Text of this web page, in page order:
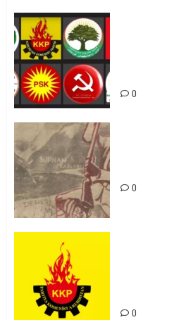
0
0
0